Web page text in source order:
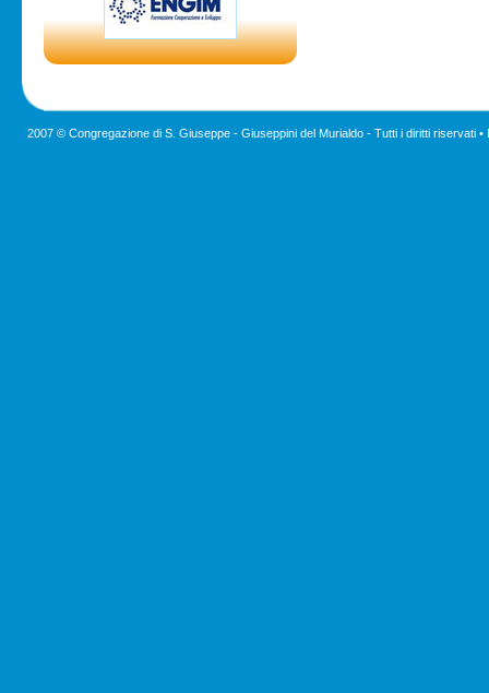
2007 © Congregazione di S. Giuseppe - Giuseppini del Murialdo - Tutti i diritti riservati •